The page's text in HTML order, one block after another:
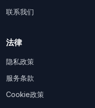
联系我们
法律
隐私政策
服务条款
Cookie政策